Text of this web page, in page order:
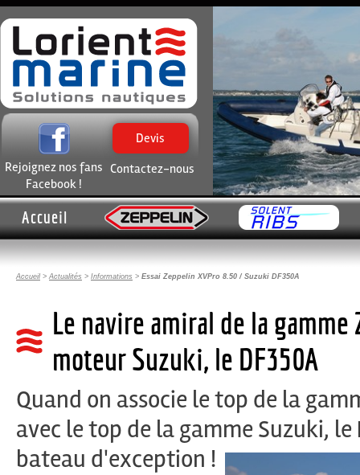
Rejoignez nos fans
Facebook !
Devis
Contactez-nous
Accueil
Accueil >Actualités > Informations > Essai Zeppelin XVPro 8.50 / Suzuki DF350A
Le navire amiral de la
moteur Suzuki, le DF350A
Quand on associe le top de la
avec le top de la gamme Suzuki, le
bateau d'exception !